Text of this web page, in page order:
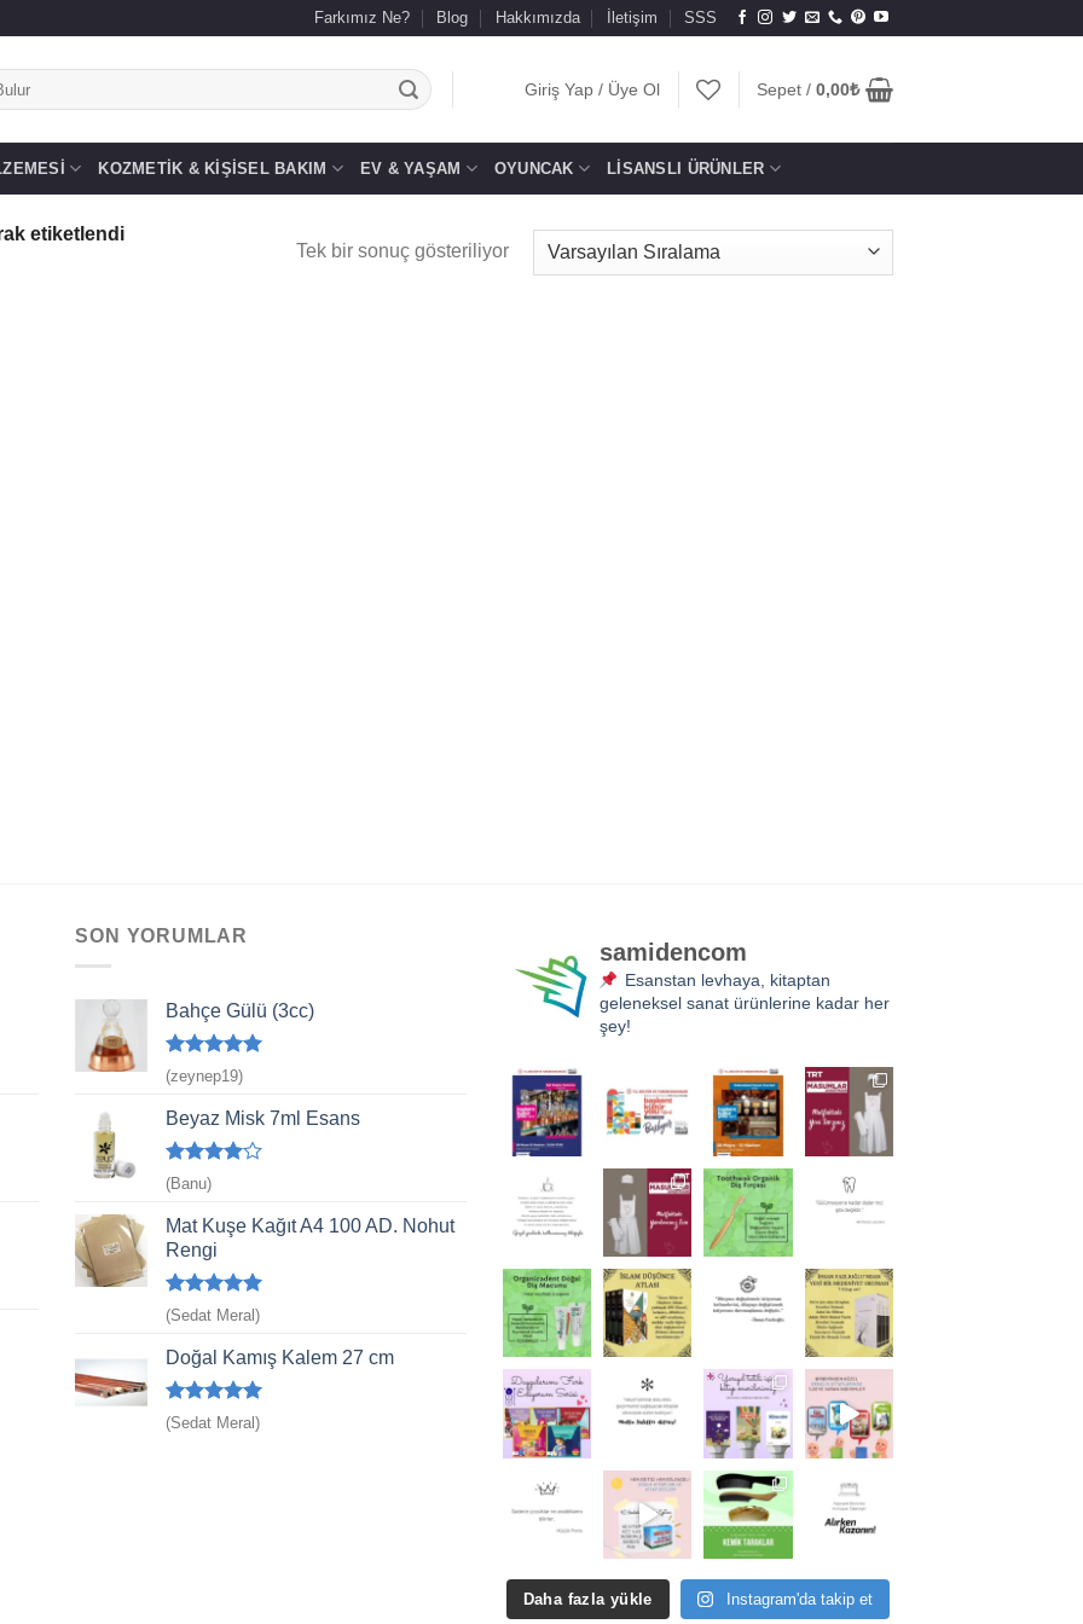
Farkımız Ne? Blog Hakkımızda İletişim SSS
Giriş Yap / Üye Ol Sepet / 0,00₺
KOZMETIK & KIŞISEL BAKIM EV & YAŞAM OYUNCAK LISANSLI ÜRÜNLER
etiketlendi
Tek bir sonuç gösteriliyor
SON YORUMLAR
Bahçe Gülü (3cc)
5 üzerinden
5
oy aldı
(zeynep19)
Beyaz Misk 7ml Esans
5
üzerinden
4 oy aldı
(Banu)
Mat Kuşe Kağıt A4 100 AD. Nohut
Rengi
5 üzerinden
5
(Sedat Meral)
Doğal Kamış Kalem 27 cm
5 üzerinden
5
(Sedat Meral)
samidencom
Esanstan levhaya, kitaptan
geleneksel sanat ürünlerine kadar her
şey!
Daha fazla yükle Instagram'da takip et